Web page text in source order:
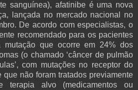
sanguínea), afatinibe é uma nova
lançada no mercado nacional no
De acordo com especialistas, o
recomendado para os pacientes
mutação que ocorre em 24% dos
(o chamado ‘câncer de pulmão
com mutações no receptor do
que não foram tratados previamente
terapia alvo (medicamentos ou